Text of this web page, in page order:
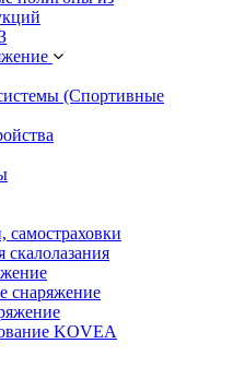
(Спортивные
самостраховки
снаряжение
KOVEA